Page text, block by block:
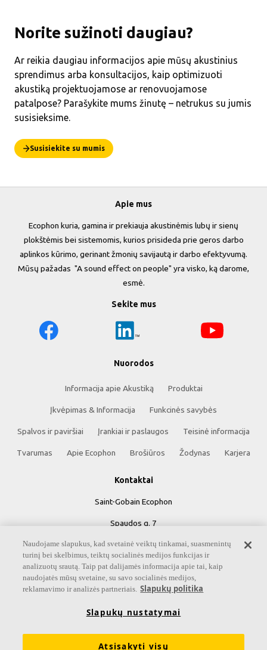
Norite sužinoti daugiau?
Ar reikia daugiau informacijos apie mūsų akustinius
sprendimus arba konsultacijos, kaip optimizuoti
akustiką projektuojamose ar renovuojamose
patalpose? Parašykite mums žinutę – netrukus su jumis
susisieksime.
Susisiekite su mumis
Apie mus
Ecophon kuria, gamina ir prekiauja akustinėmis lubų ir sienų
plokštėmis bei sistemomis, kurios prisideda prie geros darbo
aplinkos kūrimo, gerinant žmonių savijautą ir darbo efektyvumą.
Mūsų pažadas "A sound effect on people" yra visko, ką darome,
esmė.
Sekite mus
Nuorodos
Informacija apie Akustiką Produktai
Įkvėpimas & Informacija Funkcinės savybės
Spalvos ir paviršiai Įrankiai ir paslaugos Teisinė informacija
Tvarumas Apie Ecophon Brošiūros Žodynas Karjera
Kontaktai
Saint-Gobain Ecophon
Spaudos g. 7
05131 Vilnius
Klientų aptarnavimas:
Telefonas: +370 627 29207
El.p.:uzsakymai@ecophon.lt
Naudojame slapukus, kad svetainė veiktų tinkamai, suasmenintų
turinį bei skelbimus, teiktų socialinės medijos funkcijas ir
analizuotų srautą. Taip pat dalijamės informacija apie tai, kaip
naudojatės mūsų svetaine, su savo socialinės medijos,
reklamavimo ir analizės partneriais. Slapukų politika
Slapukų nustatymai
Atsisakyti visų